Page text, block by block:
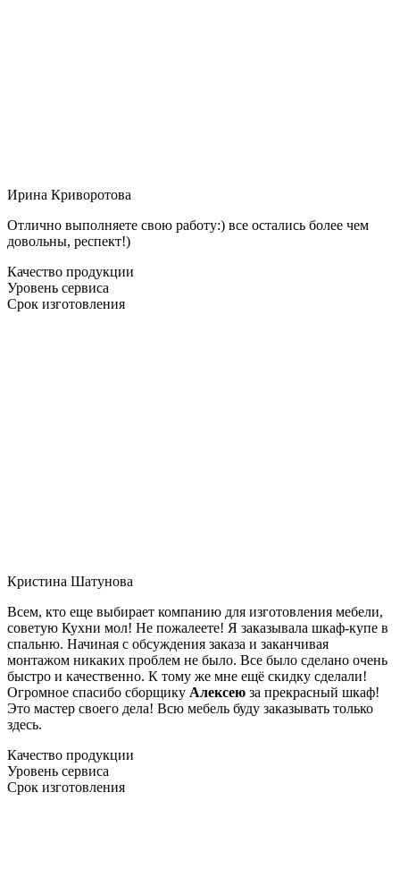
Ирина Криворотова
Отлично выполняете свою работу:) все остались более чем
довольны, респект!)
Качество продукции
Уровень сервиса
Срок изготовления
Кристина Шатунова
Всем, кто еще выбирает компанию для изготовления мебели,
советую Кухни мол! Не пожалеете! Я заказывала шкаф-купе в
спальню. Начиная с обсуждения заказа и заканчивая
монтажом никаких проблем не было. Все было сделано очень
быстро и качественно. К тому же мне ещё скидку сделали!
Огромное спасибо сборщику Алексею за прекрасный шкаф!
Это мастер своего дела! Всю мебель буду заказывать только
здесь.
Качество продукции
Уровень сервиса
Срок изготовления